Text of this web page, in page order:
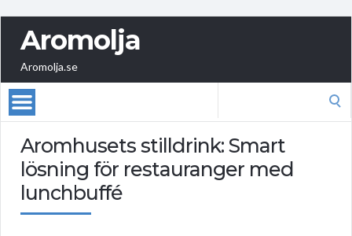
Aromolja
Aromolja.se
Aromhusets stilldrink: Smart
lösning för restauranger med
lunchbuffé